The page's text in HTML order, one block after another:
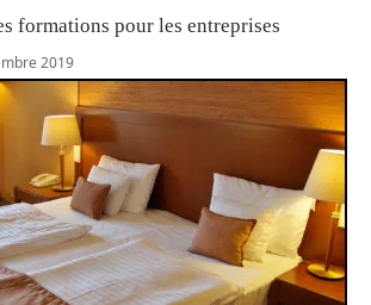
formations pour les entreprises
2019